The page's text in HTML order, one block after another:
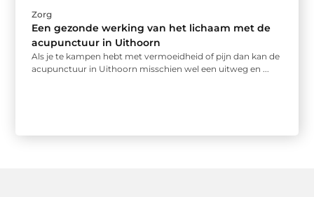
Zorg
Een gezonde werking van het lichaam met de
acupunctuur in Uithoorn
Als je te kampen hebt met vermoeidheid of pijn dan kan de
acupunctuur in Uithoorn misschien wel een uitweg en ...